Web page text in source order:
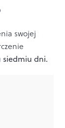
swojej
siedmiu dni.